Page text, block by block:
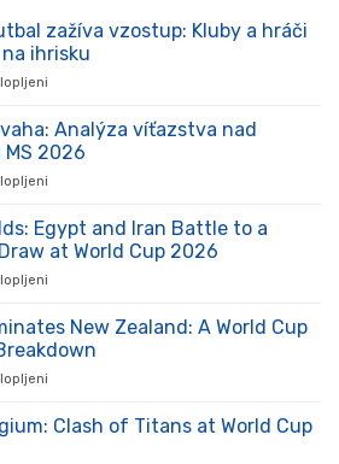
zažíva vzostup: Kluby a hráči
ihrisku
futbal
zažíva
vzostup:
hráči
ukazujú
Analýza víťazstva nad
MS 2026
prevaha:
Analýza
víťazstva
na
MS
Egypt and Iran Battle to a
at World Cup 2026
Unfolds:
Egypt
and
to
New Zealand: A World Cup
Dominates
Clash of Titans at World Cup